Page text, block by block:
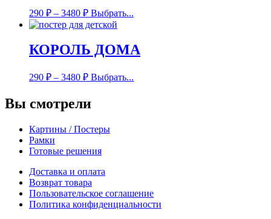
290 ₽ – 3480 ₽ Выбрать...
КОРОЛЬ ДОМА
290 ₽ – 3480 ₽ Выбрать...
Вы смотрели
Картины / Постеры
Рамки
Готовые решения
Доставка и оплата
Возврат товара
Пользовательское соглашение
Политика конфиденциальности